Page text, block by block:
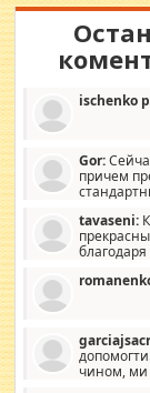
ischenko
Gor:
причем
стандартные
со вкусом все в
мебель, а это
tavaseni:
чином, ми